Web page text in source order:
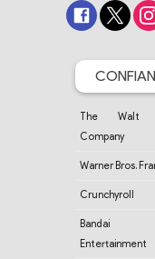
The Walt
Company
Warner Bros.
Crunchyroll
Bandai
Entertainment